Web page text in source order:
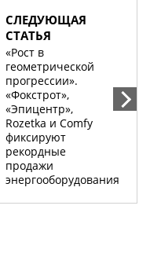
СЛЕДУЮЩАЯ
СТАТЬЯ
«Рост в
геометрической
прогрессии».
«Фокстрот»,
«Эпицентр»,
Rozetka и Comfy
фиксируют
рекордные
продажи
энергооборудования